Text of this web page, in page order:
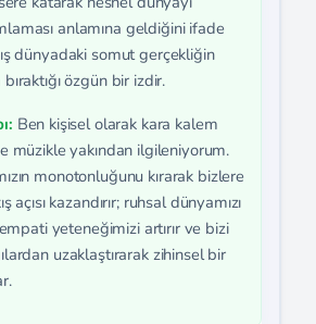
anlamına geldiğini ifade
dünyadaki somut gerçekliğin
özgün bir izdir.
Ben kişisel olarak kara kalem
müzikle yakından ilgileniyorum.
monotonluğunu kırarak bizlere
açısı kazandırır; ruhsal dünyamızı
yeteneğimizi artırır ve bizi
uzaklaştırarak zihinsel bir